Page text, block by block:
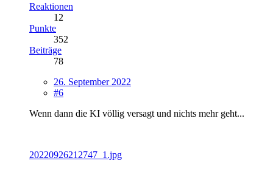
Reaktionen
12
Punkte
352
Beiträge
78
26. September 2022
#6
Wenn dann die KI völlig versagt und nichts mehr geht...
20220926212747_1.jpg